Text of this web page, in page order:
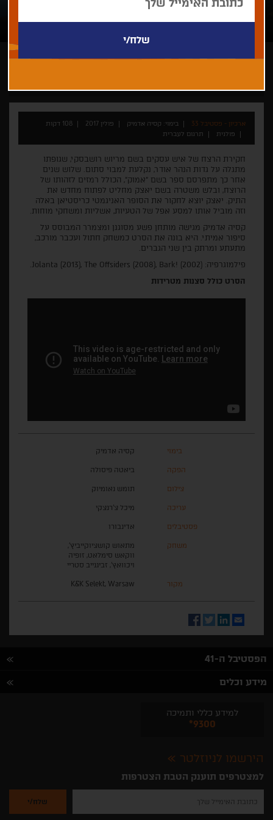
ארכיון - פסטיבל 33 בימוי: קסיה אדמיק פולין 2017
108 דקות
פולנית
תרגום לעברית
חקירת הרצח של איש עסקים בשם מריוש רושבסקי, שגופתו
מתגלה על גדות הנהר אודר, נקלעת למבוי סתום. שלוש שנים
אחר כך מתפרסם ספר בשם "אמוק", הכולל רמזים לזהותו של
הרוצח, ובלש משטרה בשם יאצק מחליט לפתוח מחדש את
התיק. יאצק יוצא לחקור את הסופר האניגמטי כריסטיאן באלה
וזה מוביל אותו למסע אפל של הטעיות, אשליות ומשחקי מוחות.
קסיה אדמיק מגישה מותחן פשע מסוגנן ומצמרר המבוסס על
סיפור אמיתי. היא בונה את הסרט כמשחק חתול ועכבר מורכב,
מתעתע ומרתק בין שני הגברים.
פילמוגרפיה: Jolanta (2013), The Offsiders (2008), Bark! (2002).
הסרט כולל סצנות מטרידות
בימוי קסיה אדמיק
הפקה ביאטה פיסולה
צילום תומש נאומיוק
עריכה מיכל צ'רנצקי
פסטיבלים אדינבורו
משחק
מתאוש קושציוקייביץ',
ווקאש סימלאט, זופיה
ויכוואץ', זביגנייב סטריי
מקור K&K Selekt, Warsaw
Email
LinkedIn
Twitter
Facebook
הפסטיבל ה-41
מידע וכלים
למידע כללי ותמיכה
*9300
הירשמו לניוזלטר
למצטרפים תוענק הטבת הצטרפות
להזין